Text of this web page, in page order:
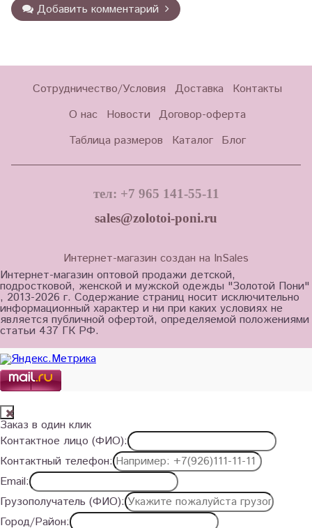
Добавить комментарий
Сотрудничество/Условия Доставка
Контакты
О нас
Новости Договор-оферта
Таблица размеров
Каталог Блог
тел: +7 965 141-55-11
sales@zolotoi-poni.ru
Интернет-магазин создан на InSales
Интернет-магазин оптовой продажи детской,
подростковой, женской и мужской одежды "Золотой Пони"
, 2013-2026 г. Содержание страниц носит исключительно
информационный характер и ни при каких условиях не
является публичной офертой, определяемой положениями
статьи 437 ГК РФ.
Заказ в один клик
Контактное лицо (ФИО):
Контактный телефон:
Email:
Грузополучатель (ФИО):
Город/Район: